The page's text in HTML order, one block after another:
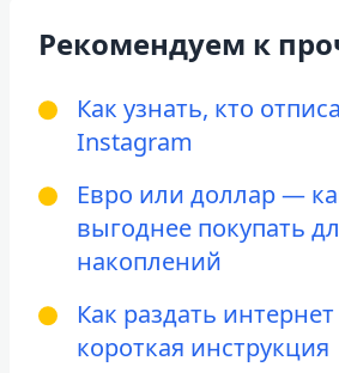
Рекомендуем к
Как узнать, кто
Instagram
Евро или доллар —
выгоднее покупать
накоплений
Как раздать
короткая инструкция